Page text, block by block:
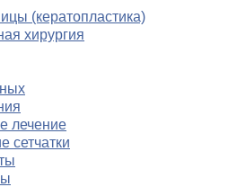
(кератопластика)
хирургия
лечение
сетчатки